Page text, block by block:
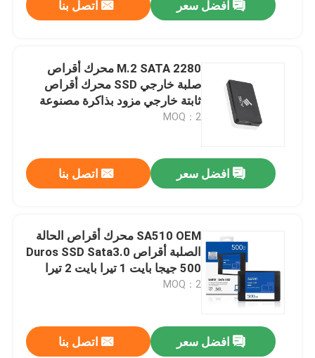
افضل سعر اتصل بنا
M.2 SATA 2280 محرك أقراص
صلبة خارجي SSD محرك أقراص
ثابتة خارجي مزود بذاكرة مصنوعة
من مكونات صلبة
MOQ：2
افضل سعر اتصل بنا
SA510 OEM محرك أقراص الحالة
الصلبة أقراص Duros SSD Sata3.0
500 جيجا بايت 1 تيرا بايت 2 تيرا
بايت 2.5 بوصة
MOQ：2
افضل سعر اتصل بنا